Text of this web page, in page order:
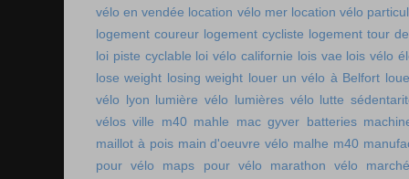
vélo en vendée location vélo mer location vélo
logement coureur logement cycliste logement tour
loi piste cyclable loi vélo californie lois vae lois vélo
lose weight losing weight louer un vélo à Belfort
vélo lyon lumière vélo lumières vélo lutte
vélos ville
m40 mahle mac gyver batteries
maillot à pois main d'oeuvre vélo malhe m40
pour vélo
maps pour vélo marathon vélo